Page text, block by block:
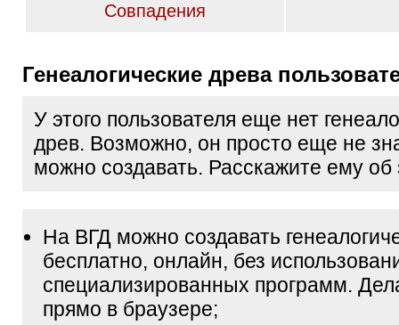
Совпадения
Генеалогические древа
У этого пользователя еще нет
древ. Возможно, он просто еще не
можно создавать. Расскажите ему об
На ВГД можно создавать
бесплатно, онлайн, без
специализированных программ.
прямо в браузере;